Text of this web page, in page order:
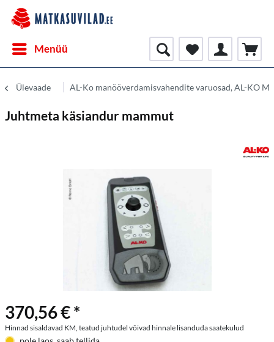
Menüü
Ülevaade AL-Ko manööverdamisvahendite varuosad, AL-KO
Juhtmeta käsiandur mammut
370,56 € *
Hinnad sisaldavad KM, teatud juhtudel võivad hinnale lisanduda saatekulud